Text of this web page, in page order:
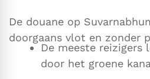
De douane op
doorgaans vlot en zonder
De meeste reizigers
door het groene